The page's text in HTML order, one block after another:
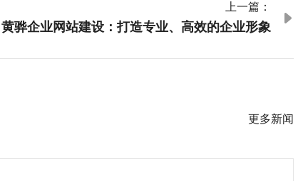
上一篇：
黄骅企业网站建设：打造专业、高效的企业形象

更多新闻